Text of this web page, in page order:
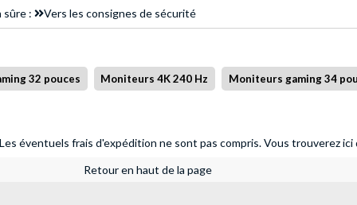
sûre : Vers les consignes de sécurité
32 pouces Moniteurs 4K 240 Hz Moniteurs gaming 34
éventuels frais d'expédition ne sont pas compris.Vous trouverez ici
Retour en haut de la page